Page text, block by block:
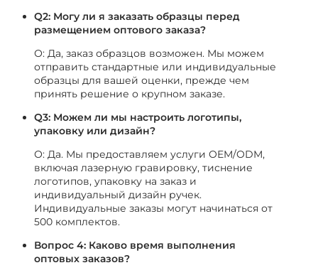
Q2: Могу ли я заказать образцы перед
размещением оптового заказа?
О: Да, заказ образцов возможен. Мы можем
отправить стандартные или индивидуальные
образцы для вашей оценки, прежде чем
принять решение о крупном заказе.
Q3: Можем ли мы настроить логотипы,
упаковку или дизайн?
О: Да. Мы предоставляем услуги OEM/ODM,
включая лазерную гравировку, тиснение
логотипов, упаковку на заказ и
индивидуальный дизайн ручек.
Индивидуальные заказы могут начинаться от
500 комплектов.
Вопрос 4: Каково время выполнения
оптовых заказов?